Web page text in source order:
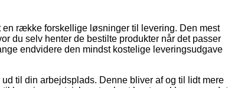
række forskellige løsninger til levering. Den mest
du selv henter de bestilte produkter når det passer
endvidere den mindst kostelige leveringsudgave
til din arbejdsplads. Denne bliver af og til lidt mere